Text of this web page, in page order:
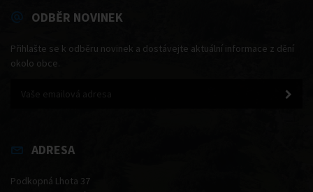
ODBĚR NOVINEK
Přihlašte se k odběru novinek a dostávejte aktuální informace z dění
okolo obce.
ADRESA
Podkopná Lhota 37